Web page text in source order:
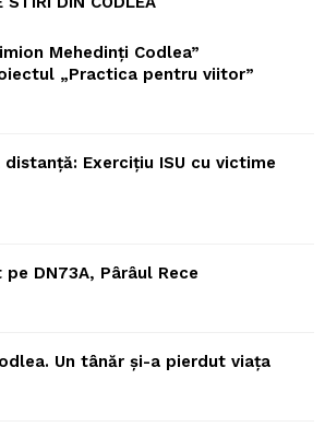
Mehedinți Codlea”
„Practica pentru viitor”
Exercițiu ISU cu victime
DN73A, Pârâul Rece
Un tânăr și-a pierdut viața